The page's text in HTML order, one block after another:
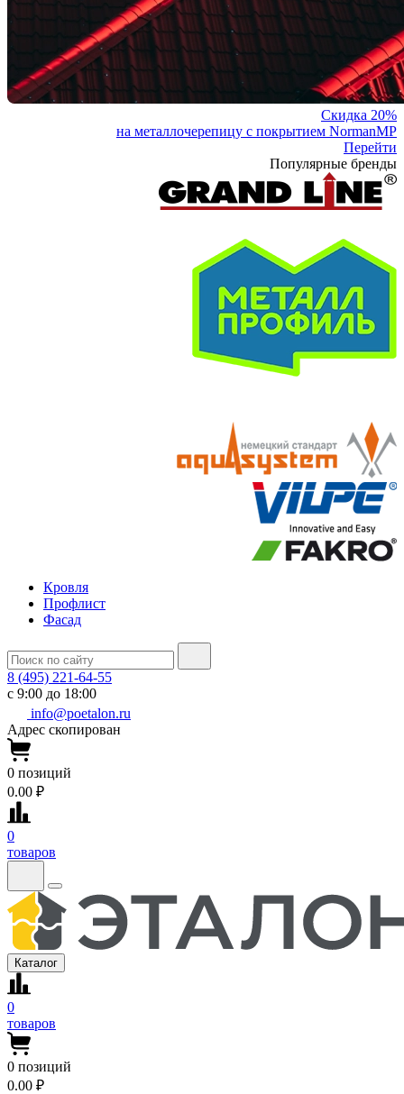
Скидка 20%
на металлочерепицу с покрытием NormanMP
Перейти
Популярные бренды
Кровля
Профлист
Фасад
8 (495) 221-64-55
с 9:00 до 18:00
info@poetalon.ru
Адрес скопирован
0 позиций
0.00 ₽
0
товаров
Каталог
0
товаров
0 позиций
0.00 ₽